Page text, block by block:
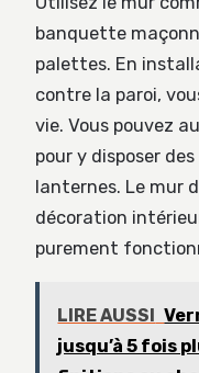
banquette
palettes. En
contre la paroi,
vie. Vous pouvez
pour y disposer
lanternes. Le mur
décoration
purement
LIRE AUSSI
jusqu’à 5 fois